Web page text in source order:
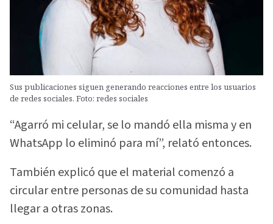
Sus publicaciones siguen generando reacciones entre los usuarios
de redes sociales. Foto: redes sociales
“Agarró mi celular, se lo mandó ella misma y en
WhatsApp lo eliminó para mí”, relató entonces.
También explicó que el material comenzó a
circular entre personas de su comunidad hasta
llegar a otras zonas.